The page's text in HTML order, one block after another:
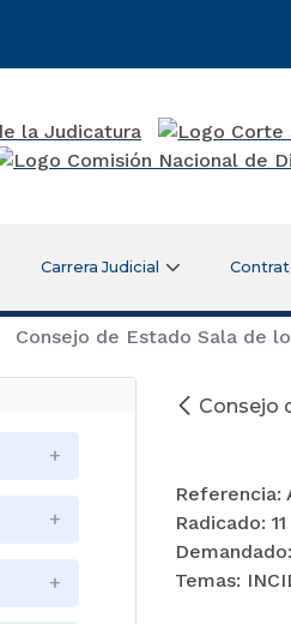
Carrera Judicial
Consejo de Estado Sala de
Consejo
Referencia:
Radicado:
Temas: